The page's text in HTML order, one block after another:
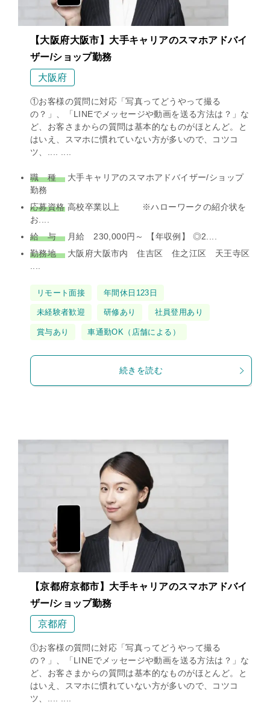
【大阪府大阪市】大手キャリアのスマホアドバイ
ザー/ショップ勤務
大阪府
①お客様の質問に対応「写真ってどうやって撮る
の？」、「LINEでメッセージや動画を送る方法は？」な
ど、お客さまからの質問は基本的なものがほとんど。と
はいえ、スマホに慣れていない方が多いので、コツコ
ツ、.... ....
職 種大手キャリアのスマホアドバイザー/ショップ
勤務
応募資格高校卒業以上 ※ハローワークの紹介状を
お....
給 与月給 230,000円～ 【年収例】 ◎2....
勤務地大阪府大阪市内 住吉区 住之江区 天王寺区
タリモート面接 年間休日123日
未経験者歓迎 研修あり 社員登用あり
賞与あり 車通勤OK（店舗による）
続きを読む
【京都府京都市】大手キャリアのスマホアドバイ
ザー/ショップ勤務
京都府
①お客様の質問に対応「写真ってどうやって撮る
の？」、「LINEでメッセージや動画を送る方法は？」な
ど、お客さまからの質問は基本的なものがほとんど。と
はいえ、スマホに慣れていない方が多いので、コツコ
ツ、.... ....